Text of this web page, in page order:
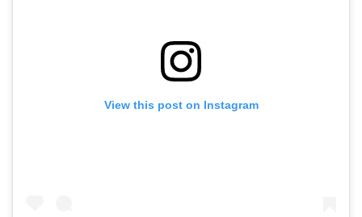
View this post on Instagram